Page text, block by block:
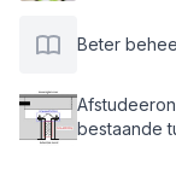
Beter
bestaande